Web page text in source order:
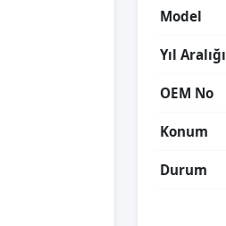
Model
Yıl Aralığı
OEM No
Konum
Durum